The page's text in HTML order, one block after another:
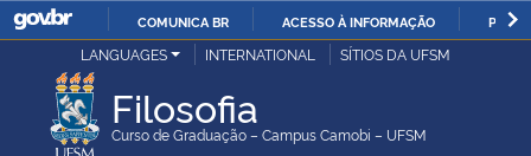
IR
COMUNICA BR ACESSO À INFORMAÇÃO
Ministério da Justiça e Segurança Pública
LANGUAGES INTERNATIONAL SÍTIOS DA UFSM
Filosofia
Curso de Graduação – Campus Camobi – UFSM